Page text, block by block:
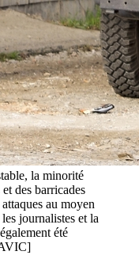
la minorité
des barricades
au moyen
journalistes et la
été